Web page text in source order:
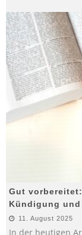
Gut
Kündigung
11. August 2025
In der heutigen